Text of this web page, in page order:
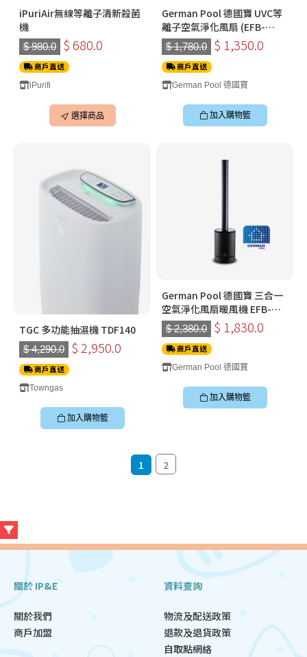
iPuriAir無線等離子清新殺菌
機
$ 980.0 $ 680.0
商戶直送
iPurifi
選擇商品
German Pool 德國寶 UVC等
離子空氣淨化風扇 (EFB-
PC30-SC)
$ 1,780.0 $ 1,350.0
商戶直送
German Pool 德國寶
加入購物籃
TGC 多功能抽濕機 TDF140
$ 4,290.0 $ 2,950.0
商戶直送
Towngas
加入購物籃
German Pool 德國寶 三合一
空氣淨化風扇暖風機 EFB-
P20H-SC
$ 2,380.0 $ 1,830.0
商戶直送
German Pool 德國寶
加入購物籃
1 2
關於 IP&E
關於我們
商戶加盟
資料查詢
物流及配送政策
退款及退貨政策
自取點網絡